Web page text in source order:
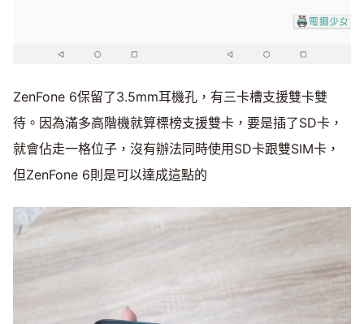
ZenFone 6保留了3.5mm耳機孔，有三卡槽支援雙卡雙
待。因為滿多高階機就算標榜支援雙卡，要是插了SD卡，
就會佔走一格位子，沒有辦法同時使用SD卡跟雙SIM卡，
但ZenFone 6則是可以達成這點的